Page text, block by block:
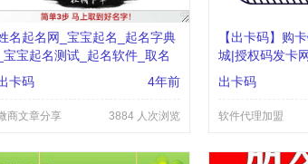
名起名网_宝宝起名_起名字典
_宝宝起名测试_起名软件_取名
网_起名网
卡码 4年前
商文章分享 3884 人次浏览
【出卡码】购
城|授权码发卡
自助发卡|点击进
出卡码
软件代理加盟